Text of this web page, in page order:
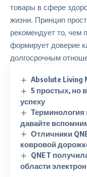
товары в сфере
жизни. Принцип
рекомендует то, чем
формирует доверие
долгосрочным
Absolute Living
5 простых, но
успеху
Терминология
давайте
Отличники
ковровой
QNET
области